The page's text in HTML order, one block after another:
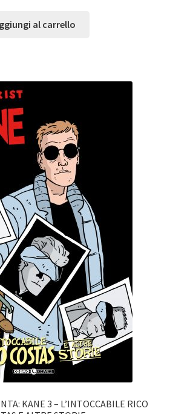
al carrello
KANE 3 – L’INTOCCABILE RICO